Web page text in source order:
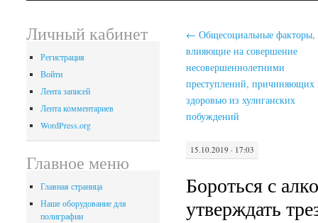
← Общесоциальные факторы,
влияющие на совершение
несовершеннолетними
преступлений, причиняющих
здоровью из хулиганских
побуждений
15.10.2019 · 17:03
Бороться с
утверждать
Личный кабинет
Регистрация
Войти
Лента записей
Лента комментариев
WordPress.org
Главное меню
Главная страница
Наше оборудование для
полиграфии